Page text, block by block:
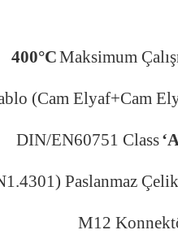
400°CMaksimum
(Cam Elyaf+Cam
DIN/EN60751 Class
Paslanmaz
M12